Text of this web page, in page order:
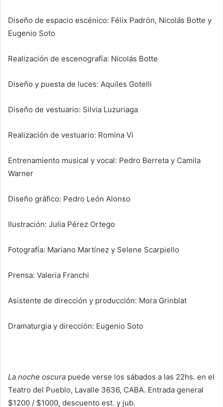
Diseño de espacio escénico: Félix Padrón, Nicolás Botte y
Eugenio Soto
Realización de escenografía: Nicolás Botte
Diseño y puesta de luces: Aquiles Gotelli
Diseño de vestuario: Silvia Luzuriaga
Realización de vestuario: Romina Vi
Entrenamiento musical y vocal: Pedro Berreta y Camila
Warner
Diseño gráfico: Pedro León Alonso
Ilustración: Julia Pérez Ortego
Fotografía: Mariano Martínez y Selene Scarpiello
Prensa: Valeria Franchi
Asistente de dirección y producción: Mora Grinblat
Dramaturgia y dirección: Eugenio Soto
La noche oscura puede verse los sábados a las 22hs. en el
Teatro del Pueblo, Lavalle 3636, CABA. Entrada general
$1200 / $1000, descuento est. y jub.